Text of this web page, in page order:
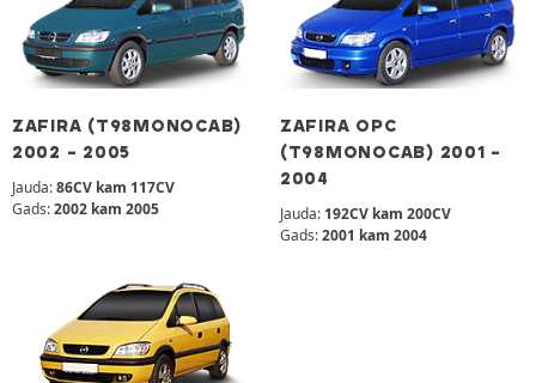
ZAFIRA (T98MONOCAB)
2002 - 2005
Jauda:86CV kam 117CV
Gads:2002 kam 2005
ZAFIRA OPC
(T98MONOCAB) 2001 -
2004
Jauda: 192CV kam 200CV
Gads:2001 kam 2004